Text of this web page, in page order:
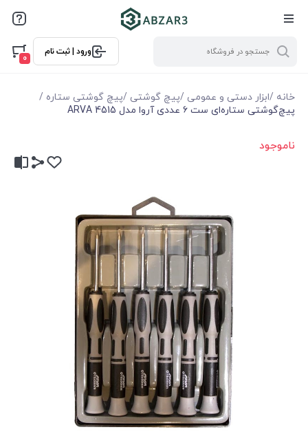
ورود | ثبت نام
0
خانه /ابزار دستی و عمومی /پیچ گوشتی /پیچ گوشتی ستاره /
پیچ‌گوشتی ستاره‌ای ست ۶ عددی آروا مدل 4515 ARVA
ناموجود